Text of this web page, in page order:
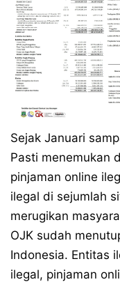
Sejak Januari
Pasti menemukan
pinjaman online
ilegal di sejumlah
merugikan
OJK sudah
Indonesia. Entitas
ilegal, pinjaman